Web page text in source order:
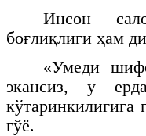
Инсон
боғлиқлиги ҳам
«Умеди
экансиз, у
кўтаринкилигига
гўё.